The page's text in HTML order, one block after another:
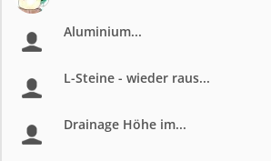
Aluminium...
L-Steine - wieder raus...
Drainage Höhe im...